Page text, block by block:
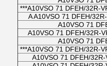
A10VSO 71 DFEH/32R-
A A10VSO 71 DFEH/
A10VSO 71
A10VSO 71 DFEH/32R-
A10VSO 71
A10VSO 71 DFEH/32R-
A10VSO 71 DFEH/